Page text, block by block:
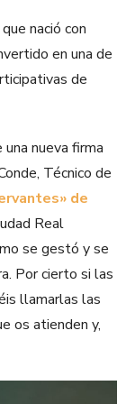
nació con
en una de
de
nueva firma
Técnico de
de
Real
se gestó y se
Por cierto si las
llamarlas las
os atienden y,